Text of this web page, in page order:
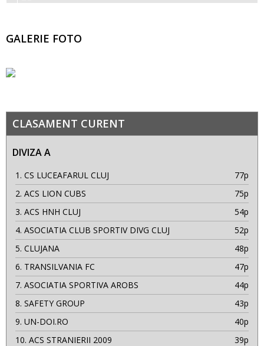
GALERIE FOTO
CLASAMENT CURENT
DIVIZA A
1. CS LUCEAFARUL CLUJ
77p
2. ACS LION CUBS
75p
3. ACS HNH CLUJ
54p
4. ASOCIATIA CLUB SPORTIV DIVG CLUJ
52p
5. CLUJANA
48p
6. TRANSILVANIA FC
47p
7. ASOCIATIA SPORTIVA AROBS
44p
8. SAFETY GROUP
43p
9. UN-DOI.RO
40p
10. ACS STRANIERII 2009
39p